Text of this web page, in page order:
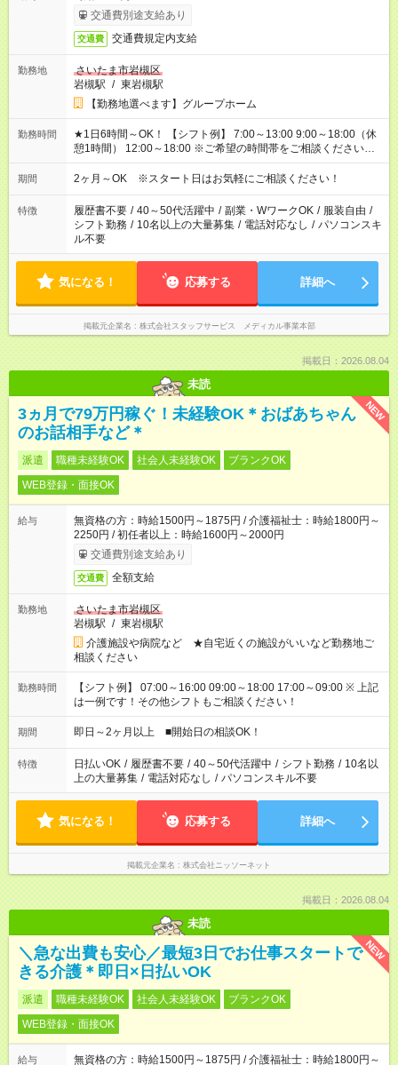
交通費別途支給あり
交通費 交通費規定内支給
勤務地
さいたま市岩槻区
岩槻駅 / 東岩槻駅
【勤務地選べます】グループホーム
勤務時間
★1日6時間～OK！ 【シフト例】 7:00～13:00 9:00～18:00（休
憩1時間） 12:00～18:00 ※ご希望の時間帯をご相談ください。
※日勤、夜勤のみ、変則的な勤務等も相談OK！
期間 2ヶ月～OK ※スタート日はお気軽にご相談ください！
特徴 履歴書不要 / 40～50代活躍中 / 副業・WワークOK / 服装自由 /
シフト勤務 / 10名以上の大量募集 / 電話対応なし / パソコンスキ
ル不要
気になる！ 応募する 詳細へ
掲載元企業名 株式会社スタッフサービス メディカル事業本部
掲載日：2026.08.04
未読
NEW
3ヵ月で79万円稼ぐ！未経験OK＊おばあちゃん
のお話相手など＊
派遣 職種未経験OK 社会人未経験OK
ブランクOK
WEB登録・面接OK
給与
無資格の方：時給1500円～1875円 / 介護福祉士：時給1800円～
2250円 / 初任者以上：時給1600円～2000円
交通費別途支給あり
交通費 全額支給
勤務地
さいたま市岩槻区
岩槻駅 / 東岩槻駅
介護施設や病院など ★自宅近くの施設がいいなど勤務地ご
相談ください
勤務時間
【シフト例】 07:00～16:00 09:00～18:00 17:00～09:00 ※ 上記
は一例です！その他シフトもご相談ください！
期間 即日～2ヶ月以上 ■開始日の相談OK！
特徴 日払いOK / 履歴書不要 / 40～50代活躍中 / シフト勤務 / 10名以
上の大量募集 / 電話対応なし / パソコンスキル不要
気になる！ 応募する 詳細へ
掲載元企業名 株式会社ニッソーネット
掲載日：2026.08.04
未読
NEW
＼急な出費も安心／最短3日でお仕事スタートで
きる介護＊即日×日払いOK
派遣 職種未経験OK 社会人未経験OK
ブランクOK
WEB登録・面接OK
給与
無資格の方：時給1500円～1875円 / 介護福祉士：時給1800円～